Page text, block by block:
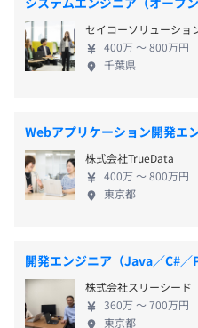
■全社：89名（※2025年10
◎女性エンジニアも複数名
通勤交通費（全額支給）
業績に応じた賞与支給あり
※会社利益が一定基準を満
セイコーソリューショ
400万 〜 800万円
千葉県
Webアプリケーション開発エ
株式会社TrueData
400万 〜 800万円
東京都
開発エンジニア（Java／C#
株式会社スリーシード
360万 〜 700万円
東京都